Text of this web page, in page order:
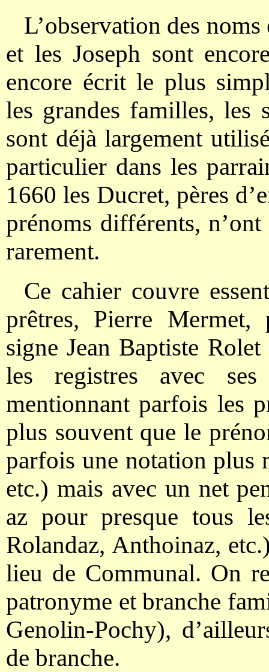
L’observation des
et les Joseph sont
encore écrit le plus
les grandes familles, les
sont déjà largement
particulier dans les
1660 les Ducret, pères
prénoms différents,
rarement.
Ce cahier couvre
prêtres, Pierre Mermet,
signe Jean Baptiste
les registres avec ses
mentionnant parfois les
plus souvent que le
parfois une notation plus
etc.) mais avec un net
az pour presque tous
Rolandaz, Anthoinaz,
lieu de Communal. On
patronyme et branche
Genolin-Pochy),
de branche.